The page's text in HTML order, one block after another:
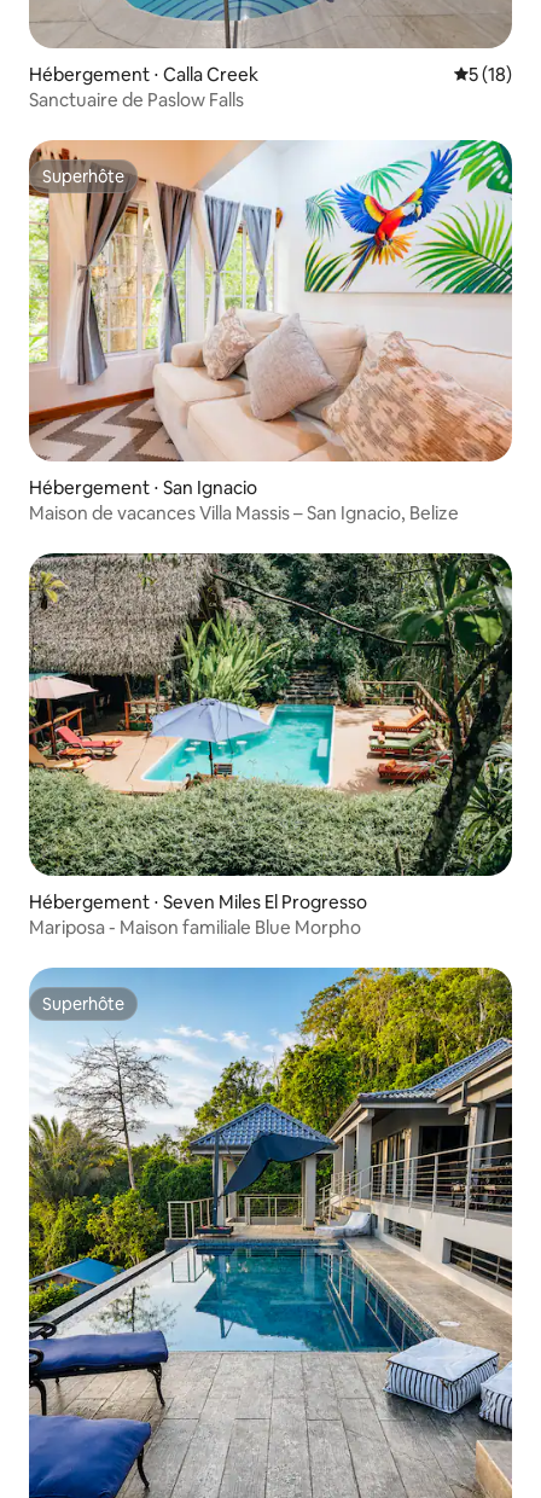
Hébergement ⋅ Calla Creek
5 (18)
Sanctuaire de Paslow Falls
Superhôte
Superhôte
Hébergement ⋅ San Ignacio
Maison de vacances Villa Massis – San Ignacio, Belize
Hébergement ⋅ Seven Miles El Progresso
Mariposa - Maison familiale Blue Morpho
Superhôte
Superhôte